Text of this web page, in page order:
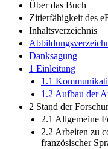
Über das Buch
Zitierfähigkeit des
Inhaltsverzeichnis
Danksagung
1 Einleitung
1.1
1.2 Aufbau der
2 Stand der
2.1 Allgemeine
2.2 Arbeiten zu
französischer